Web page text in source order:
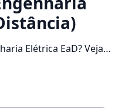
Elétrica EaD? Veja